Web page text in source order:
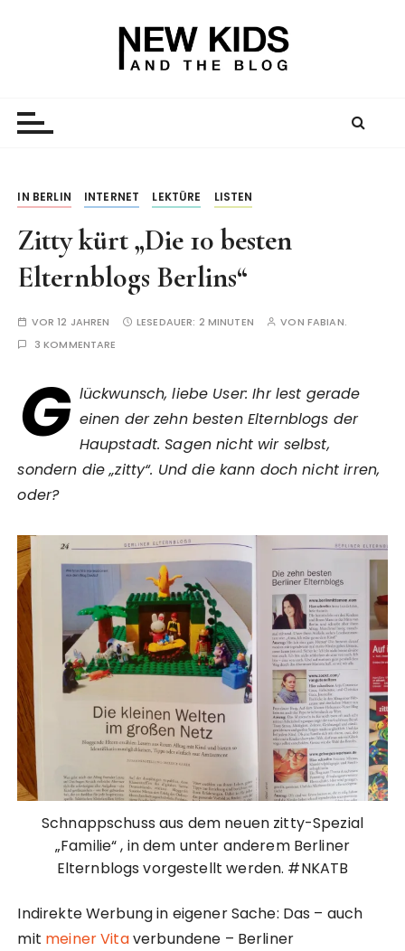
IN BERLIN INTERNET LEKTÜRE LISTEN
Zitty kürt „Die 10 besten
Elternblogs Berlins“
VOR 12 JAHREN LESEDAUER: 2 MINUTEN VON FABIAN.
3 KOMMENTARE
G lückwunsch, liebe User: Ihr lest gerade
einen der zehn besten Elternblogs der
Haupstadt. Sagen nicht wir selbst,
sondern die „zitty“. Und die kann doch nicht irren,
oder?
Schnappschuss aus dem neuen zitty-Spezial
„Familie“ , in dem unter anderem Berliner
Elternblogs vorgestellt werden. #NKATB
Indirekte Werbung in eigener Sache: Das – auch
mit meiner Vitaverbundene – Berliner